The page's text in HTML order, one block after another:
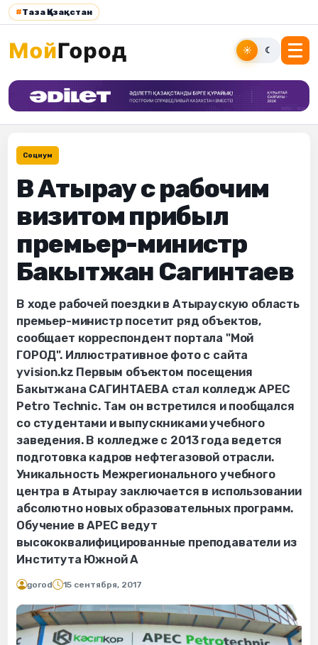
#Таза Қазақстан
☀ ☾
Социум
В Атырау с рабочим
визитом прибыл
премьер-министр
Бакытжан Сагинтаев
В ходе рабочей поездки в Атыраускую область
премьер-министр посетит ряд объектов,
сообщает корреспондент портала "Мой
ГОРОД". Иллюстративное фото с сайта
yvision.kz Первым объектом посещения
Бакытжана САГИНТАЕВА стал колледж APEC
Petro Technic. Там он встретился и пообщался
со студентами и выпускниками учебного
заведения. В колледже с 2013 года ведется
подготовка кадров нефтегазовой отрасли.
Уникальность Межрегионального учебного
центра в Атырау заключается в использовании
абсолютно новых образовательных программ.
Обучение в APEC ведут
высококвалифицированные преподаватели из
Института Южной А
gorod 15 сентября, 2017